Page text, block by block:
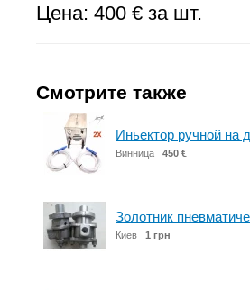
Цена: 400 € за шт.
Смотрите также
Иньектор ручной на
Винница 450 €
Золотник
Киев 1 грн